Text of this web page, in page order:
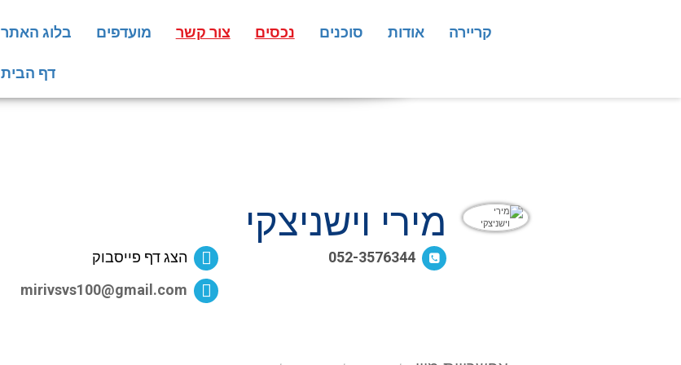
בלוג האתר מועדפים צור קשר נכסים סוכנים אודות קריירה
דף הבית
מירי וישניצקי
הצג דף פייסבוק
052-3576344
mirivsvs100@gmail.com